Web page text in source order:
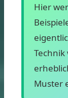
Hier
Muster